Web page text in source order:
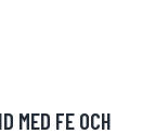
MED FE OCH